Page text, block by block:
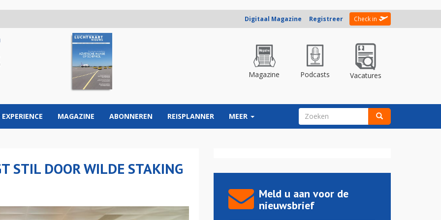
Digitaal Magazine Registreer Check in
Magazine Podcasts Vacatures
EXPERIENCE MAGAZINE ABONNEREN REISPLANNER MEER ZOEKVELD
STIL DOOR WILDE STAKING
Meld u aan voor de
nieuwsbrief